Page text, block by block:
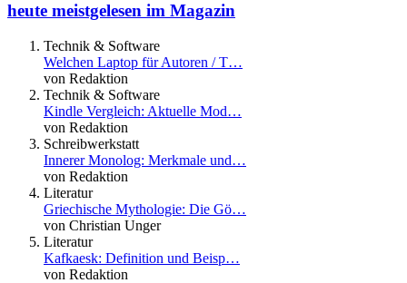
heute meistgelesen im Magazin
Technik & Software
Welchen Laptop für Autoren / T…
von Redaktion
Technik & Software
Kindle Vergleich: Aktuelle Mod…
von Redaktion
Schreibwerkstatt
Innerer Monolog: Merkmale und…
von Redaktion
Literatur
Griechische Mythologie: Die Gö…
von Christian Unger
Literatur
Kafkaesk: Definition und Beisp…
von Redaktion